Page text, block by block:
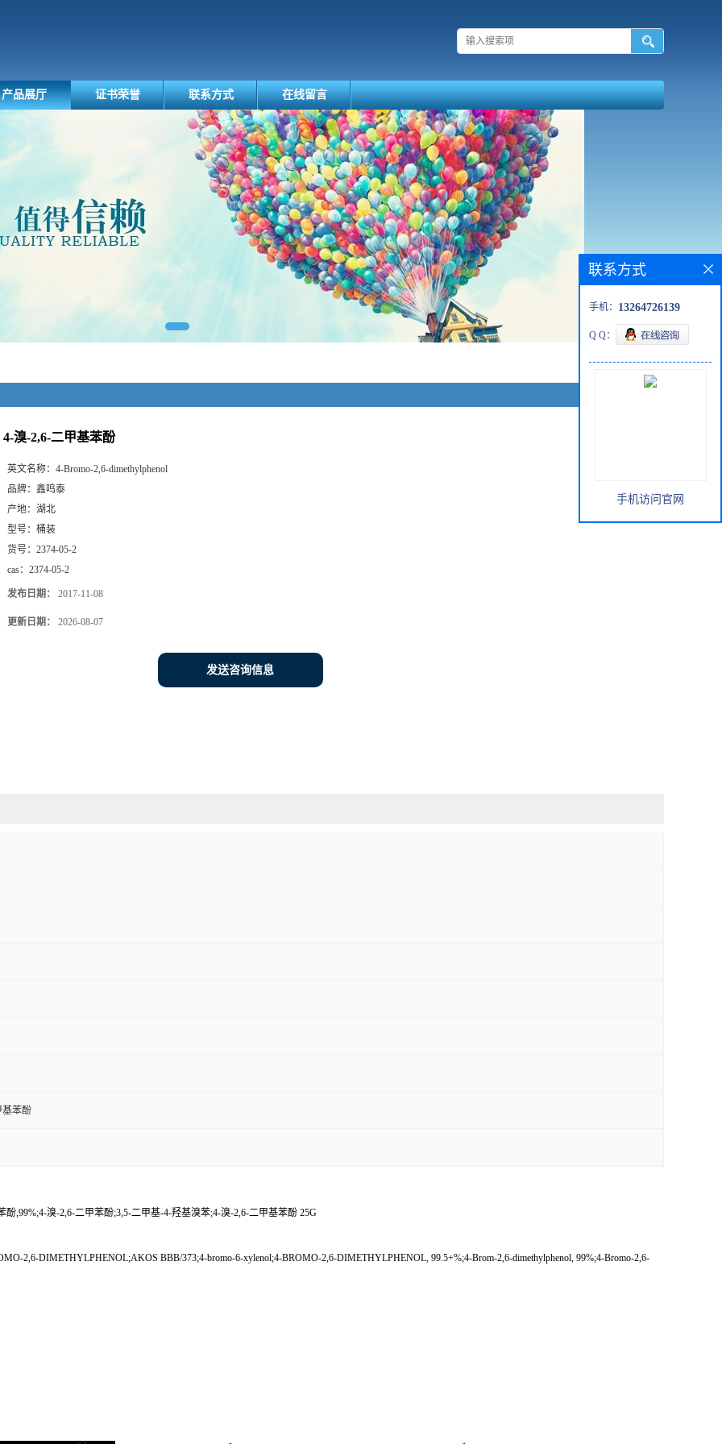
产品展厅 证书荣誉 联系方式 在线留言
4-溴-2,6-二甲基苯酚
英文名称： 4-Bromo-2,6-dimethylphenol
品牌： 鑫鸣泰
产地： 湖北
型号： 桶装
货号： 2374-05-2
cas： 2374-05-2
发布日期： 2017-11-08
更新日期： 2026-08-07
发送咨询信息
基苯酚
,99%;4-溴-2,6-二甲苯酚;3,5-二甲基-4-羟基溴苯;4-溴-2,6-二甲基苯酚 25G
2,6-DIMETHYLPHENOL;AKOS BBB/373;4-bromo-6-xylenol;4-BROMO-2,6-DIMETHYLPHENOL, 99.5+%;4-Brom-2,6-dimethylphenol, 99%;4-Bromo-2,6-
联系方式
手机： 13264726139
Q Q：
手机访问官网